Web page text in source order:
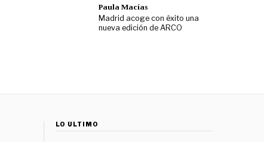
Paula Macías
Madrid acoge con éxito una
nueva edición de ARCO
LO ÚLTIMO